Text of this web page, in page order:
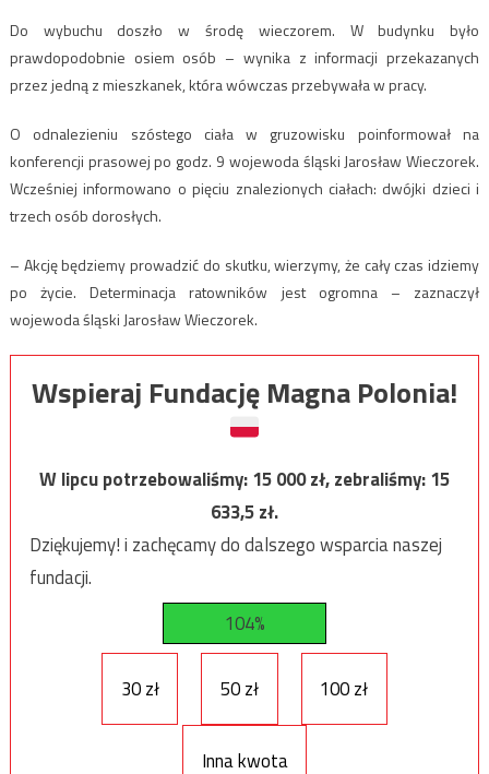
Do wybuchu doszło w środę wieczorem. W budynku było
prawdopodobnie osiem osób – wynika z informacji przekazanych
przez jedną z mieszkanek, która wówczas przebywała w pracy.
O odnalezieniu szóstego ciała w gruzowisku poinformował na
konferencji prasowej po godz. 9 wojewoda śląski Jarosław Wieczorek.
Wcześniej informowano o pięciu znalezionych ciałach: dwójki dzieci i
trzech osób dorosłych.
– Akcję będziemy prowadzić do skutku, wierzymy, że cały czas idziemy
po życie. Determinacja ratowników jest ogromna – zaznaczył
wojewoda śląski Jarosław Wieczorek.
Wspieraj Fundację Magna Polonia!
W lipcu potrzebowaliśmy:15 000zł, zebraliśmy:15
633,5zł.
Dziękujemy! i zachęcamy do dalszego wsparcia naszej
fundacji.
104%
30 zł 50 zł 100 zł
Inna kwota